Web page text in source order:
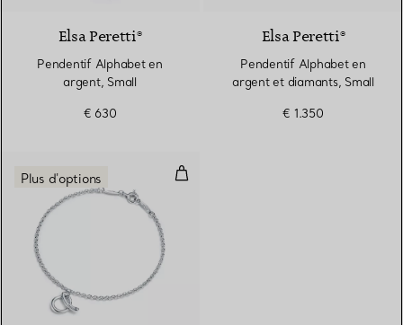
Elsa Peretti®
Pendentif Alphabet en
argent, Small
€ 630
Elsa Peretti®
Pendentif Alphabet en
argent et diamants, Small
€ 1.350
Bracelet Alphabet en argent,
Plus d'options